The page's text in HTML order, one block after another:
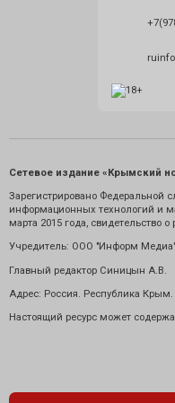
Сетевое издание «Крымский
Зарегистрировано Федеральной
информационных технологий и
марта 2015 года, свидетельство
Учредитель: ООО "Информ Медиа"
Главный редактор Синицын А.В.
Адрес: Россия. Республика Крым.
Настоящий ресурс может